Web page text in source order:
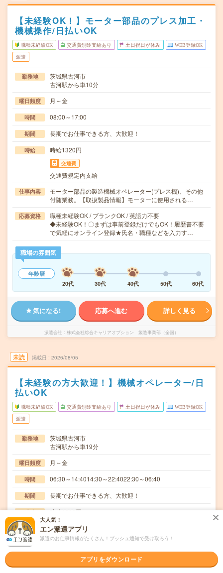
【未経験OK！】モーター部品のプレス加工・
機械操作/日払いOK
職種未経験OK 交通費別途支給あり 土日祝日が休み WEB登録OK
派遣
勤務地
茨城県古河市
古河駅から車10分
曜日頻度 月～金
時間 08:00～17:00
期間 長期でお仕事できる方、大歓迎！
時給 時給1320円
交通費
交通費規定内支給
仕事内容
モーター部品の製造機械オペレーター(プレス機)、その他
付随業務。【取扱製品情報】モーターに使用される…
応募資格
職種未経験OK / ブランクOK / 英語力不要
◆未経験OK！〇まずは事前登録だけでもOK！履歴書不要
で気軽にオンライン登録★氏名・職種などを入力す…
職場の雰囲気
年齢層
20代
30代 40代 50代 60代
気になる! 応募へ進む 詳しく見る
派遣会社 株式会社綜合キャリアオプション 製造事業部（全国）
未読 掲載日 2026/08/05
【未経験の方大歓迎！】機械オペレーター/日
払いOK
職種未経験OK 交通費別途支給あり 土日祝日が休み WEB登録OK
派遣
勤務地
茨城県古河市
古河駅から車19分
曜日頻度 月～金
時間 06:30～14:4014:30～22:4022:30～06:40
期間 長期でお仕事できる方、大歓迎！
時給 時給1320円
交通費
交通費規定内支給
仕事内容
クリーンルーム内でのロール状不織布の梱包、検品。重量
は30kg程度。ハンドリフトを使用するため負担は…
大人気！
エン派遣アプリ
派遣のお仕事情報がたくさん！プッシュ通知で受け取ろう！
アプリをダウンロード